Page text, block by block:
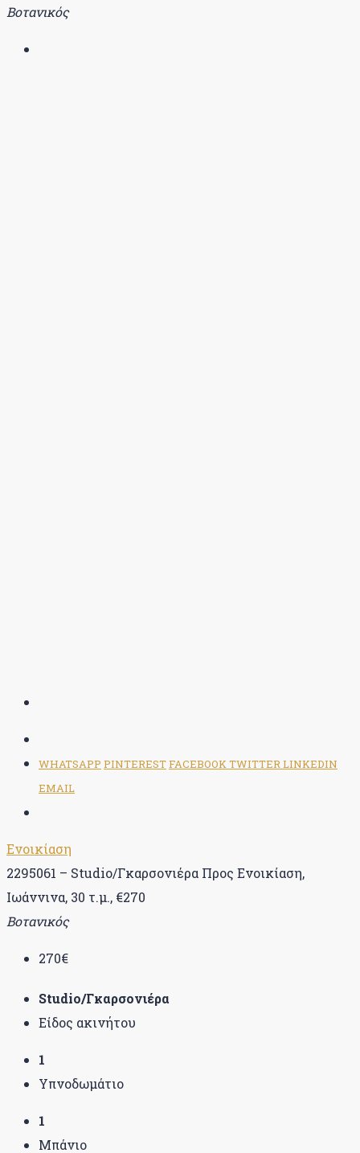
Βοτανικός
WHATSAPP PINTERESTFACEBOOKTWITTERLINKEDIN
EMAIL
Ενοικίαση
2295061 – Studio/Γκαρσονιέρα Προς Ενοικίαση,
Ιωάννινα, 30 τ.μ., €270
Βοτανικός
270€
Studio/Γκαρσονιέρα
Είδος ακινήτου
1
Υπνοδωμάτιο
1
Μπάνιο